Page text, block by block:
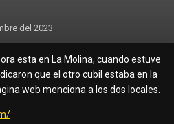
del 2023
esta en La Molina, cuando estuve
que el otro cubil estaba en la
web menciona a los dos locales.